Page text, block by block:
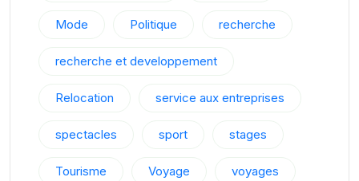
Mode Politique recherche
recherche et developpement
Relocation service aux entreprises
spectacles sport stages
Tourisme Voyage voyages